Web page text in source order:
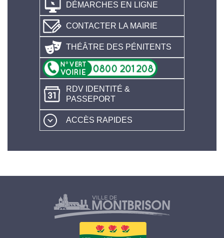
DÉMARCHES EN LIGNE
CONTACTER LA MAIRIE
THÉÂTRE DES PÉNITENTS
RDV IDENTITÉ &
PASSEPORT
ACCÈS RAPIDES